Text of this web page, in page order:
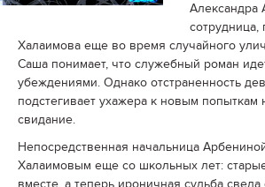
Александра
сотрудница,
Халаимова еще во время случайного
Саша понимает, что служебный роман
убеждениями. Однако отстраненность
подстегивает ухажера к новым попыткам
свидание.
Непосредственная начальница
Халаимовым еще со школьных лет: